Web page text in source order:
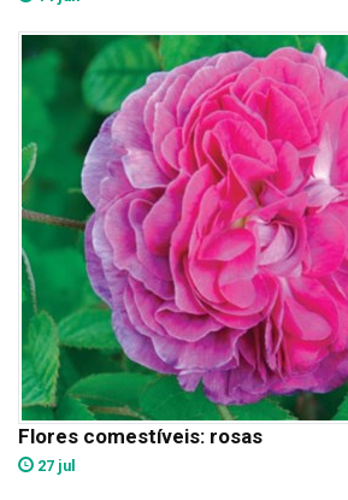
Flores comestíveis: rosas
27 jul